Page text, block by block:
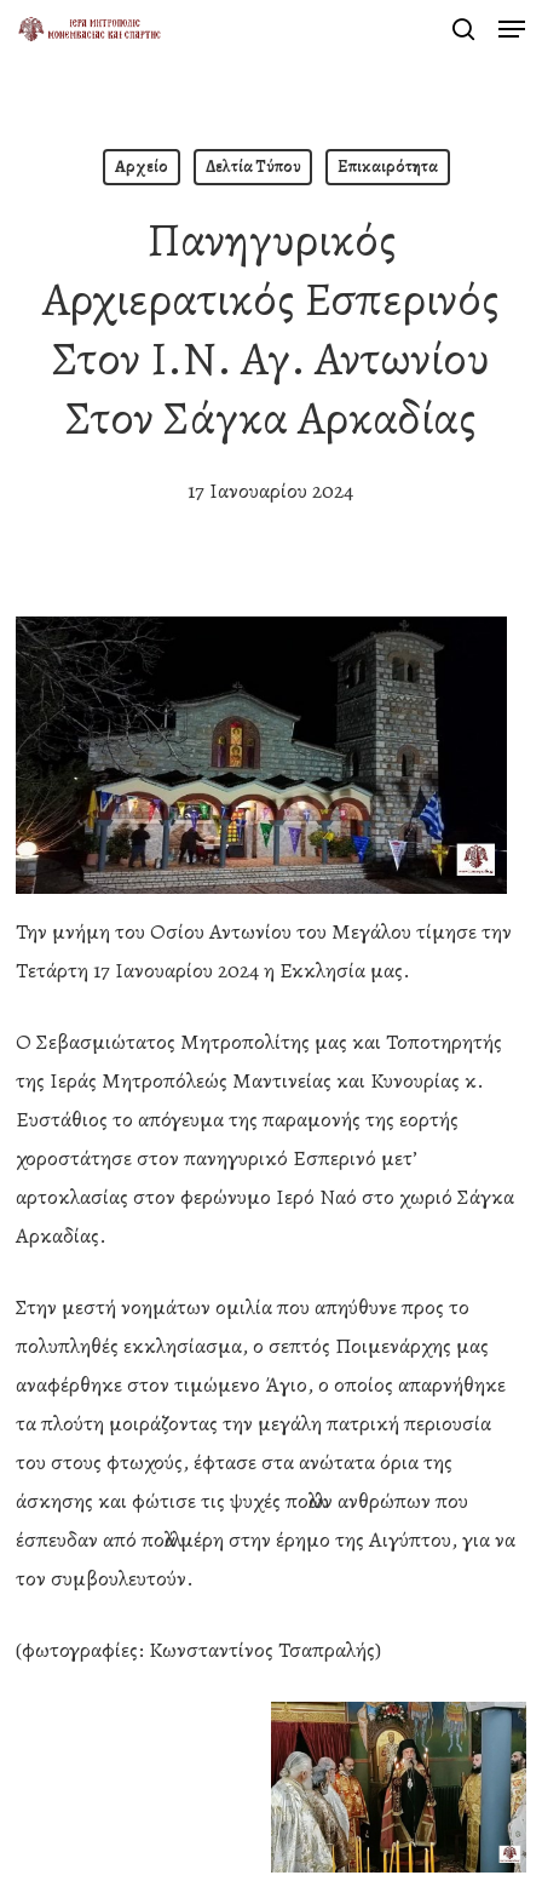
Skip
Αρχείο Δελτία Τύπου Επικαιρότητα
Πανηγυρικός
Αρχιερατικός Εσπερινός
Στον Ι.Ν. Αγ. Αντωνίου
Στον Σάγκα Αρκαδίας
17 Ιανουαρίου 2024
Την μνήμη του Οσίου Αντωνίου του Μεγάλου τίμησε την
Τετάρτη 17 Ιανουαρίου 2024 η Εκκλησία μας.
Ο Σεβασμιώτατος Μητροπολίτης μας και Τοποτηρητής
της Ιεράς Μητροπόλεώς Μαντινείας και Κυνουρίας κ.
Ευστάθιος το απόγευμα της παραμονής της εορτής
χοροστάτησε στον πανηγυρικό Εσπερινό μετ’
αρτοκλασίας στον φερώνυμο Ιερό Ναό στο χωριό Σάγκα
Αρκαδίας.
Στην μεστή νοημάτων ομιλία που απηύθυνε προς το
πολυπληθές εκκλησίασμα, ο σεπτός Ποιμενάρχης μας
αναφέρθηκε στον τιμώμενο Άγιο, ο οποίος απαρνήθηκε
τα πλούτη μοιράζοντας την μεγάλη πατρική περιουσία
του στους φτωχούς, έφτασε στα ανώτατα όρια της
άσκησης και φώτισε τις ψυχές πολλών ανθρώπων που
έσπευδαν από πολλά μέρη στην έρημο της Αιγύπτου, για να
τον συμβουλευτούν.
(φωτογραφίες: Κωνσταντίνος Τσαπραλής)